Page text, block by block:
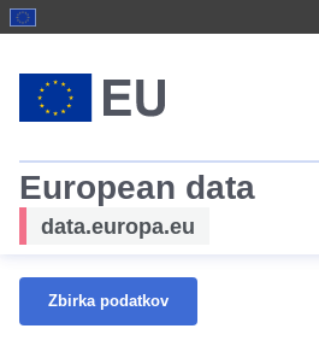
European data
data.europa.eu
Zbirka podatkov